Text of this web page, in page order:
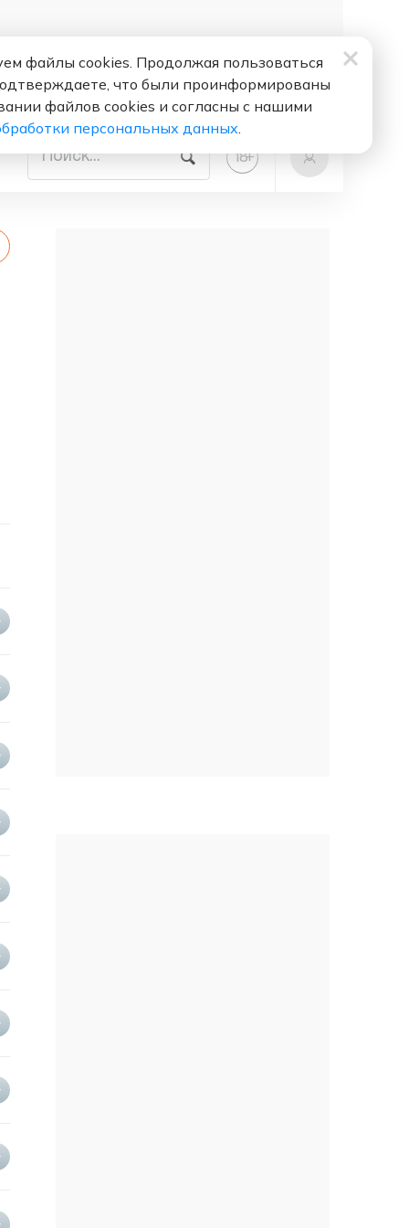
18+
файлы cookies. Продолжая пользоваться
что были проинформированы
файлов cookies и согласны с нашими
персональных данных.